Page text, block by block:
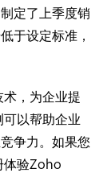
定了上季度销
于设定标准，
，为企业提
以帮助企业
争力。如果您
体验Zoho